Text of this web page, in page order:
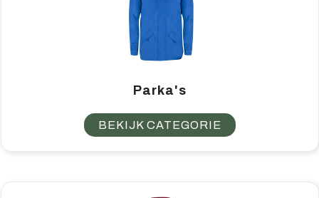
Parka's
BEKIJK CATEGORIE